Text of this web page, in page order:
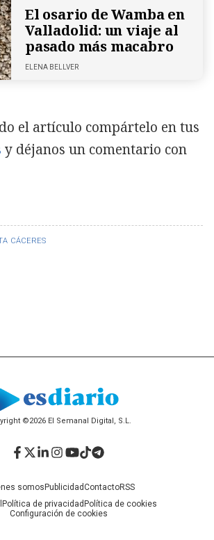
CÁCERES
El osario de Wamba en
Valladolid: un viaje al
pasado más macabro
ELENA BELLVER
el artículo compártelo en tus
y déjanos un comentario con
©2026 El Semanal Digital, S.L.
somos PublicidadContactoRSS
Política de privacidad Política de cookies
Configuración de cookies
Facebook
Twitter
LinkedIn
Instagram
YouTube
TikTok
Telegram